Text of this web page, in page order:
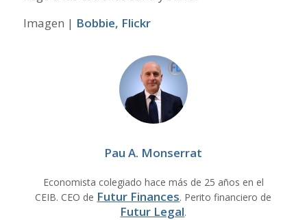
Imagen | Bobbie, Flickr
Pau A. Monserrat
Economista colegiado hace más de 25 años en el
CEIB. CEO de Futur Finances. Perito financiero de
Futur Legal.